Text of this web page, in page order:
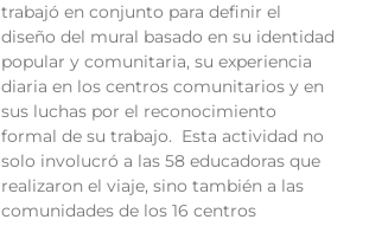
trabajó en conjunto para definir el
diseño del mural basado en su identidad
popular y comunitaria, su experiencia
diaria en los centros comunitarios y en
sus luchas por el reconocimiento
formal de su trabajo. Esta actividad no
solo involucró a las 58 educadoras que
realizaron el viaje, sino también a las
comunidades de los 16 centros